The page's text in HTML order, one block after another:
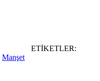
ETİKETLER:
Manşet